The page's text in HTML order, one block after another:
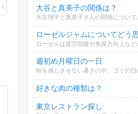
大谷と真美子の関係は？
大谷翔平と真美子さんの関係について
ローゼルジャムについてどう
週初め月曜日の一日
好きな肉の種類は？
東京レストラン探し